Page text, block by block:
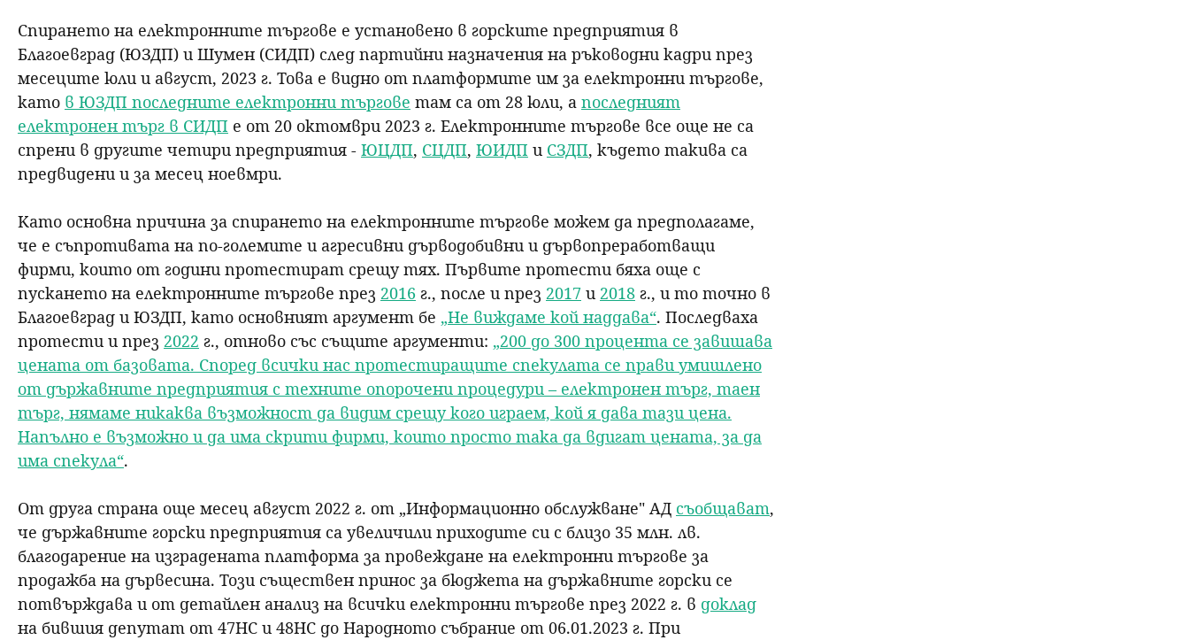
Спирането на електронните търгове е установено в горските предприятия в
Благоевград (ЮЗДП) и Шумен (СИДП) след партийни назначения на ръководни кадри през
месеците юли и август, 2023 г. Това е видно от платформите им за електронни търгове,
като в ЮЗДП последните електронни търгове там са от 28 юли, а последният
електронен търг в СИДП е от 20 октомври 2023 г. Електронните търгове все още не са
спрени в другите четири предприятия - ЮЦДП, СЦДП, ЮИДП и СЗДП, където такива са
предвидени и за месец ноевмри.
Като основна причина за спирането на електронните търгове можем да предполагаме,
че е съпротивата на по-големите и агресивни дърводобивни и дървопреработващи
фирми, които от години протестират срещу тях. Първите протести бяха още с
пускането на електронните търгове през 2016 г., после и през 2017 и 2018 г., и то точно в
Благоевград и ЮЗДП, като основният аргумент бе „Не виждаме кой наддава“. Последваха
протести и през 2022 г., отново със същите аргументи: „200 до 300 процента се завишава
цената от базовата. Според всички нас протестиращите спекулата се прави умишлено
от държавните предприятия с техните опорочени процедури – електронен търг, таен
търг, нямаме никаква възможност да видим срещу кого играем, кой я дава тази цена.
Напълно е възможно и да има скрити фирми, които просто така да вдигат цената, за да
има спекула“.
От друга страна още месец август 2022 г. от „Информационно обслужване" АД съобщават,
че държавните горски предприятия са увеличили приходите си с близо 35 млн. лв.
благодарение на изградената платформа за провеждане на електронни търгове за
продажба на дървесина. Този съществен принос за бюджета на държавните горски се
потвърждава и от детайлен анализ на всички електронни търгове през 2022 г. в доклад
на бившия депутат от 47НС и 48НС до Народното събрание от 06.01.2023 г. При